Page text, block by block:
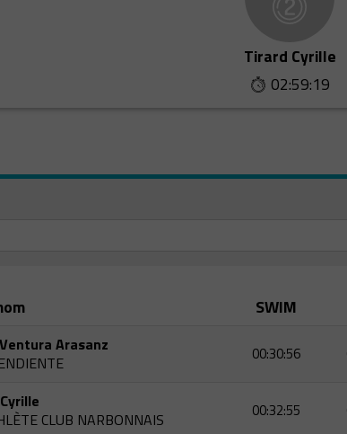
Tirard Cyrille
02:59:19
SWIM
Arasanz
00:30:56
CLUB NARBONNAIS
00:32:55